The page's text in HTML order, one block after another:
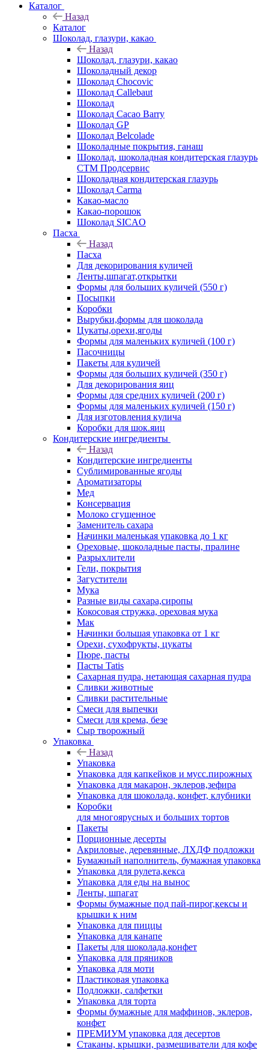
Каталог
Назад
Каталог
Шоколад, глазури, какао
Назад
Шоколад, глазури, какао
Шоколадный декор
Шоколад Chocovic
Шоколад Callebaut
Шоколад
Шоколад Cacao Barry
Шоколад GP
Шоколад Belcolade
Шоколадные покрытия, ганаш
Шоколад, шоколадная кондитерская глазурь
СТМ Продсервис
Шоколадная кондитерская глазурь
Шоколад Carma
Какао-масло
Какао-порошок
Шоколад SICAO
Пасха
Назад
Пасха
Для декорирования куличей
Ленты,шпагат,открытки
Формы для больших куличей (550 г)
Посыпки
Коробки
Вырубки,формы для шоколада
Цукаты,орехи,ягоды
Формы для маленьких куличей (100 г)
Пасочницы
Пакеты для куличей
Формы для больших куличей (350 г)
Для декорирования яиц
Формы для средних куличей (200 г)
Формы для маленьких куличей (150 г)
Для изготовления кулича
Коробки для шок.яиц
Кондитерские ингредиенты
Назад
Кондитерские ингредиенты
Сублимированные ягоды
Ароматизаторы
Мед
Консервация
Молоко сгущенное
Заменитель сахара
Начинки маленькая упаковка до 1 кг
Ореховые, шоколадные пасты, пралине
Разрыхлители
Гели, покрытия
Загустители
Мука
Разные виды сахара,сиропы
Кокосовая стружка, ореховая мука
Мак
Начинки большая упаковка от 1 кг
Орехи, сухофрукты, цукаты
Пюре, пасты
Пасты Tatis
Сахарная пудра, нетающая сахарная пудра
Сливки животные
Сливки растительные
Смеси для выпечки
Смеси для крема, безе
Сыр творожный
Упаковка
Назад
Упаковка
Упаковка для капкейков и мусс.пирожных
Упаковка для макарон, эклеров,зефира
Упаковка для шоколада, конфет, клубники
Коробки
для многоярусных и больших тортов
Пакеты
Порционные десерты
Акриловые, деревянные, ЛХДФ подложки
Бумажный наполнитель, бумажная упаковка
Упаковка для рулета,кекса
Упаковка для еды на вынос
Ленты, шпагат
Формы бумажные под пай-пирог,кексы и
крышки к ним
Упаковка для пиццы
Упаковка для канапе
Пакеты для шоколада,конфет
Упаковка для пряников
Упаковка для моти
Пластиковая упаковка
Подложки, салфетки
Упаковка для торта
Формы бумажные для маффинов, эклеров,
конфет
ПРЕМИУМ упаковка для десертов
Стаканы, крышки, размешиватели для кофе